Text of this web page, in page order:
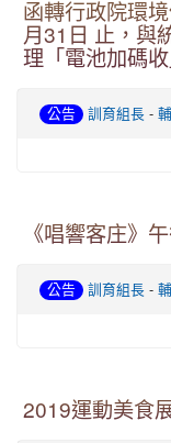
函轉行政院環
月31日 止，與
理「電池加碼
公告 訓育組長 -
《唱響客庄》
公告 訓育組長 -
2019運動美食